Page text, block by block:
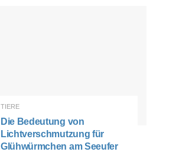
TIERE
Die Bedeutung von
Lichtverschmutzung für
Glühwürmchen am Seeufer